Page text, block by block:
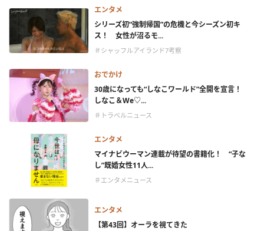
エンタメ
シリーズ初“強制帰国”の危機と今シーズン初キ
ス！ 女性が沼るモ...
＃シャッフルアイランド7考察
おでかけ
30歳になっても“しなこワールド”全開を宣言！
しなこ＆We♡...
＃トラベルニュース
エンタメ
マイナビウーマン連載が待望の書籍化！ “子な
し”既婚女性11人...
＃エンタメニュース
エンタメ
【第43回】オーラを視てきた